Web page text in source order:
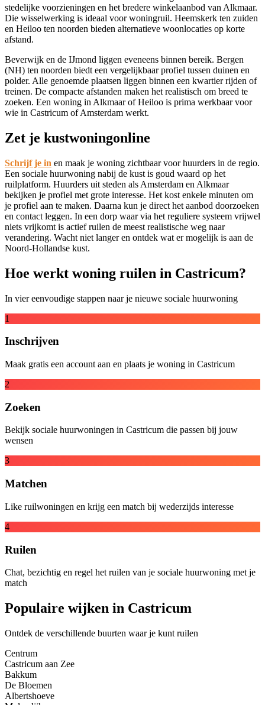
stedelijke voorzieningen en het bredere winkelaanbod van Alkmaar.
Die wisselwerking is ideaal voor woningruil. Heemskerk ten zuiden
en Heiloo ten noorden bieden alternatieve woonlocaties op korte
afstand.
Beverwijk en de IJmond liggen eveneens binnen bereik. Bergen
(NH) ten noorden biedt een vergelijkbaar profiel tussen duinen en
polder. Alle genoemde plaatsen liggen binnen een kwartier rijden of
treinen. De compacte afstanden maken het realistisch om breed te
zoeken. Een woning in Alkmaar of Heiloo is prima werkbaar voor
wie in Castricum of Amsterdam werkt.
Zet je kustwoningonline
Schrijf je in en maak je woning zichtbaar voor huurders in de regio.
Een sociale huurwoning nabij de kust is goud waard op het
ruilplatform. Huurders uit steden als Amsterdam en Alkmaar
bekijken je profiel met grote interesse. Het kost enkele minuten om
je profiel aan te maken. Daarna kun je direct het aanbod doorzoeken
en contact leggen. In een dorp waar via het reguliere systeem vrijwel
niets vrijkomt is actief ruilen de meest realistische weg naar
verandering. Wacht niet langer en ontdek wat er mogelijk is aan de
Noord-Hollandse kust.
Hoe werkt woning ruilen in Castricum?
In vier eenvoudige stappen naar je nieuwe sociale huurwoning
1
Inschrijven
Maak gratis een account aan en plaats je woning in Castricum
2
Zoeken
Bekijk sociale huurwoningen in Castricum die passen bij jouw
wensen
3
Matchen
Like ruilwoningen en krijg een match bij wederzijds interesse
4
Ruilen
Chat, bezichtig en regel het ruilen van je sociale huurwoning met je
match
Populaire wijken in Castricum
Ontdek de verschillende buurten waar je kunt ruilen
Centrum
Castricum aan Zee
Bakkum
De Bloemen
Albertshoeve